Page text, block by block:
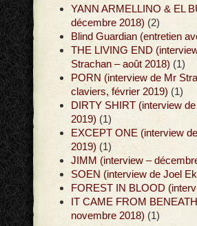
YANN ARMELLINO & EL
décembre 2018) (2)
Blind Guardian (entretien
THE LIVING END
Strachan – août 2018) (1)
PORN (interview de Mr
claviers, février 2019) (1)
DIRTY SHIRT (interview
2019) (1)
EXCEPT ONE (interview
2019) (1)
JIMM (interview –
SOEN (interview de Joel
FOREST IN BLOOD
IT CAME FROM
novembre 2018) (1)